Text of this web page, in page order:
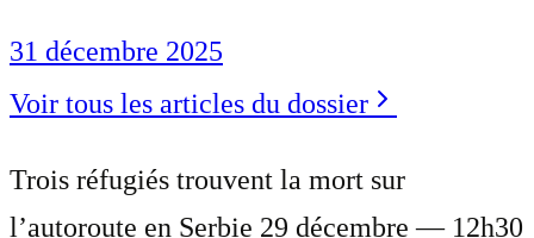
31 décembre 2025
Voir tous les articles du dossier
Trois réfugiés trouvent la mort sur
l’autoroute en Serbie 29 décembre — 12h30